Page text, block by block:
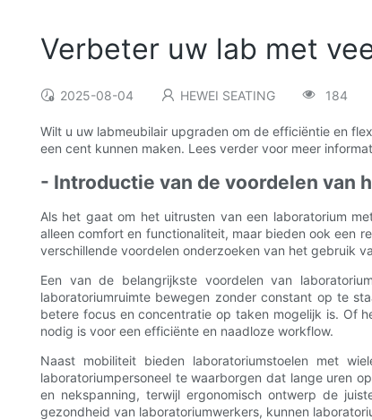
Verbeter uw lab met
2025-08-04 HEWEI SEATING 184
Wilt u uw labmeubilair upgraden om de efficiëntie en
een cent kunnen maken. Lees verder voor meer
- Introductie van de voordelen van
Als het gaat om het uitrusten van een laboratorium
alleen comfort en functionaliteit, maar bieden ook een
verschillende voordelen onderzoeken van het gebruik
Een van de belangrijkste voordelen van
laboratoriumruimte bewegen zonder constant op te
betere focus en concentratie op taken mogelijk is. Of
nodig is voor een efficiënte en naadloze workflow.
Naast mobiliteit bieden laboratoriumstoelen met
laboratoriumpersoneel te waarborgen dat lange uren
en nekspanning, terwijl ergonomisch ontwerp de
gezondheid van laboratoriumwerkers, kunnen